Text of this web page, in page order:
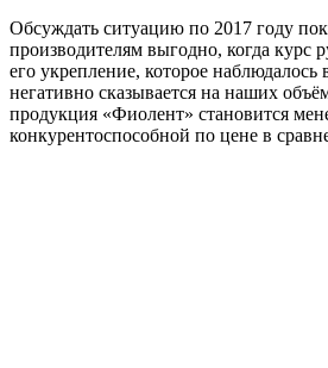
Обсуждать ситуацию по 2017 году
производителям выгодно, когда курс
его укрепление, которое
негативно сказывается на наших
продукция «Фиолент» становится
конкурентоспособной по цене в